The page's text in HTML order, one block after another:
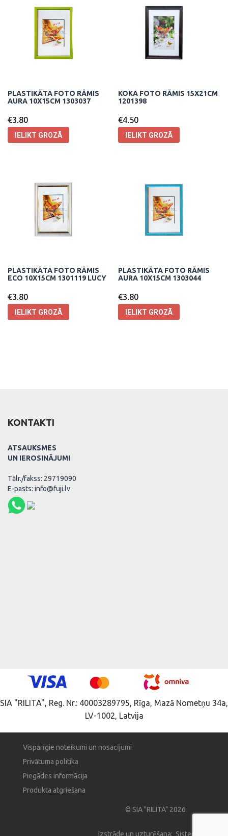
PLASTIKĀTA FOTO RĀMIS
AURA 10X15CM 1303037
€3.80
IELIKT GROZĀ
KOKA FOTO RĀMIS 15X21CM
1201398
€4.50
IELIKT GROZĀ
PLASTIKĀTA FOTO RĀMIS
ECO 10X15CM 1301119 LUCY
€3.80
IELIKT GROZĀ
PLASTIKĀTA FOTO RĀMIS
AURA 10X15CM 1303044
€3.80
IELIKT GROZĀ
KONTAKTI
ATSAUKSMES
UN IEROSINĀJUMI
Tālr./fakss: 29719090
E-pasts: info@fuji.lv
SIA "RILITA", Reg. Nr.: 40003289795, Rīga, Mazā Nometņu 34a,
LV-1002, Latvija
Vispārīgie noteikumi un nosacījumi
Privātuma politika
Piegādes informācija
Produkta atgriešana
© SIA "RILITA" 2026
Izstrāde un uzturēšana: Sistema Pro